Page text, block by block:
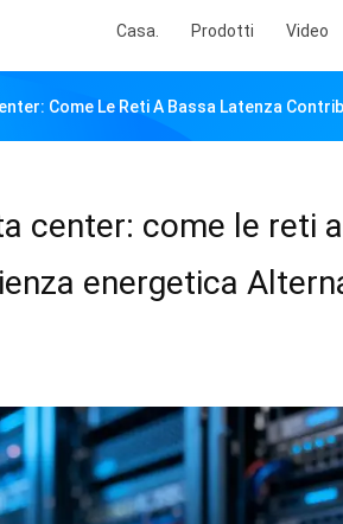
Casa. Prodotti Video
Come Le Reti A Bassa Latenza
center: come le reti
energetica‌